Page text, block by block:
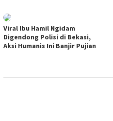
Viral Ibu Hamil Ngidam
Digendong Polisi di Bekasi,
Aksi Humanis Ini Banjir Pujian